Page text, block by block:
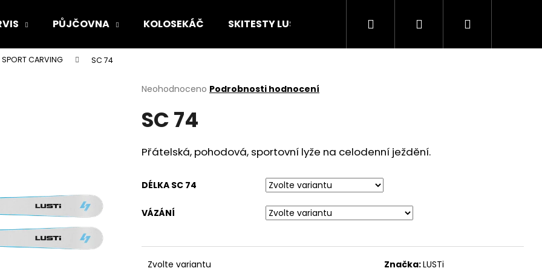
PŮJČOVNA KOLOSEKÁČ SKITESTY LUSTi Hledat PřihlášeníNákupní
SPORT CARVING SC 74
Průměrné
produktu
je
z
5
Neohodnoceno Podrobnosti hodnocení
SC 74
Přátelská, pohodová, sportovní lyže na celodenní ježdění.
DÉLKA SC 74
VÁZÁNÍ
Zvolte variantu Značka:LUSTi
Co potřebujete najít?
HLEDAT